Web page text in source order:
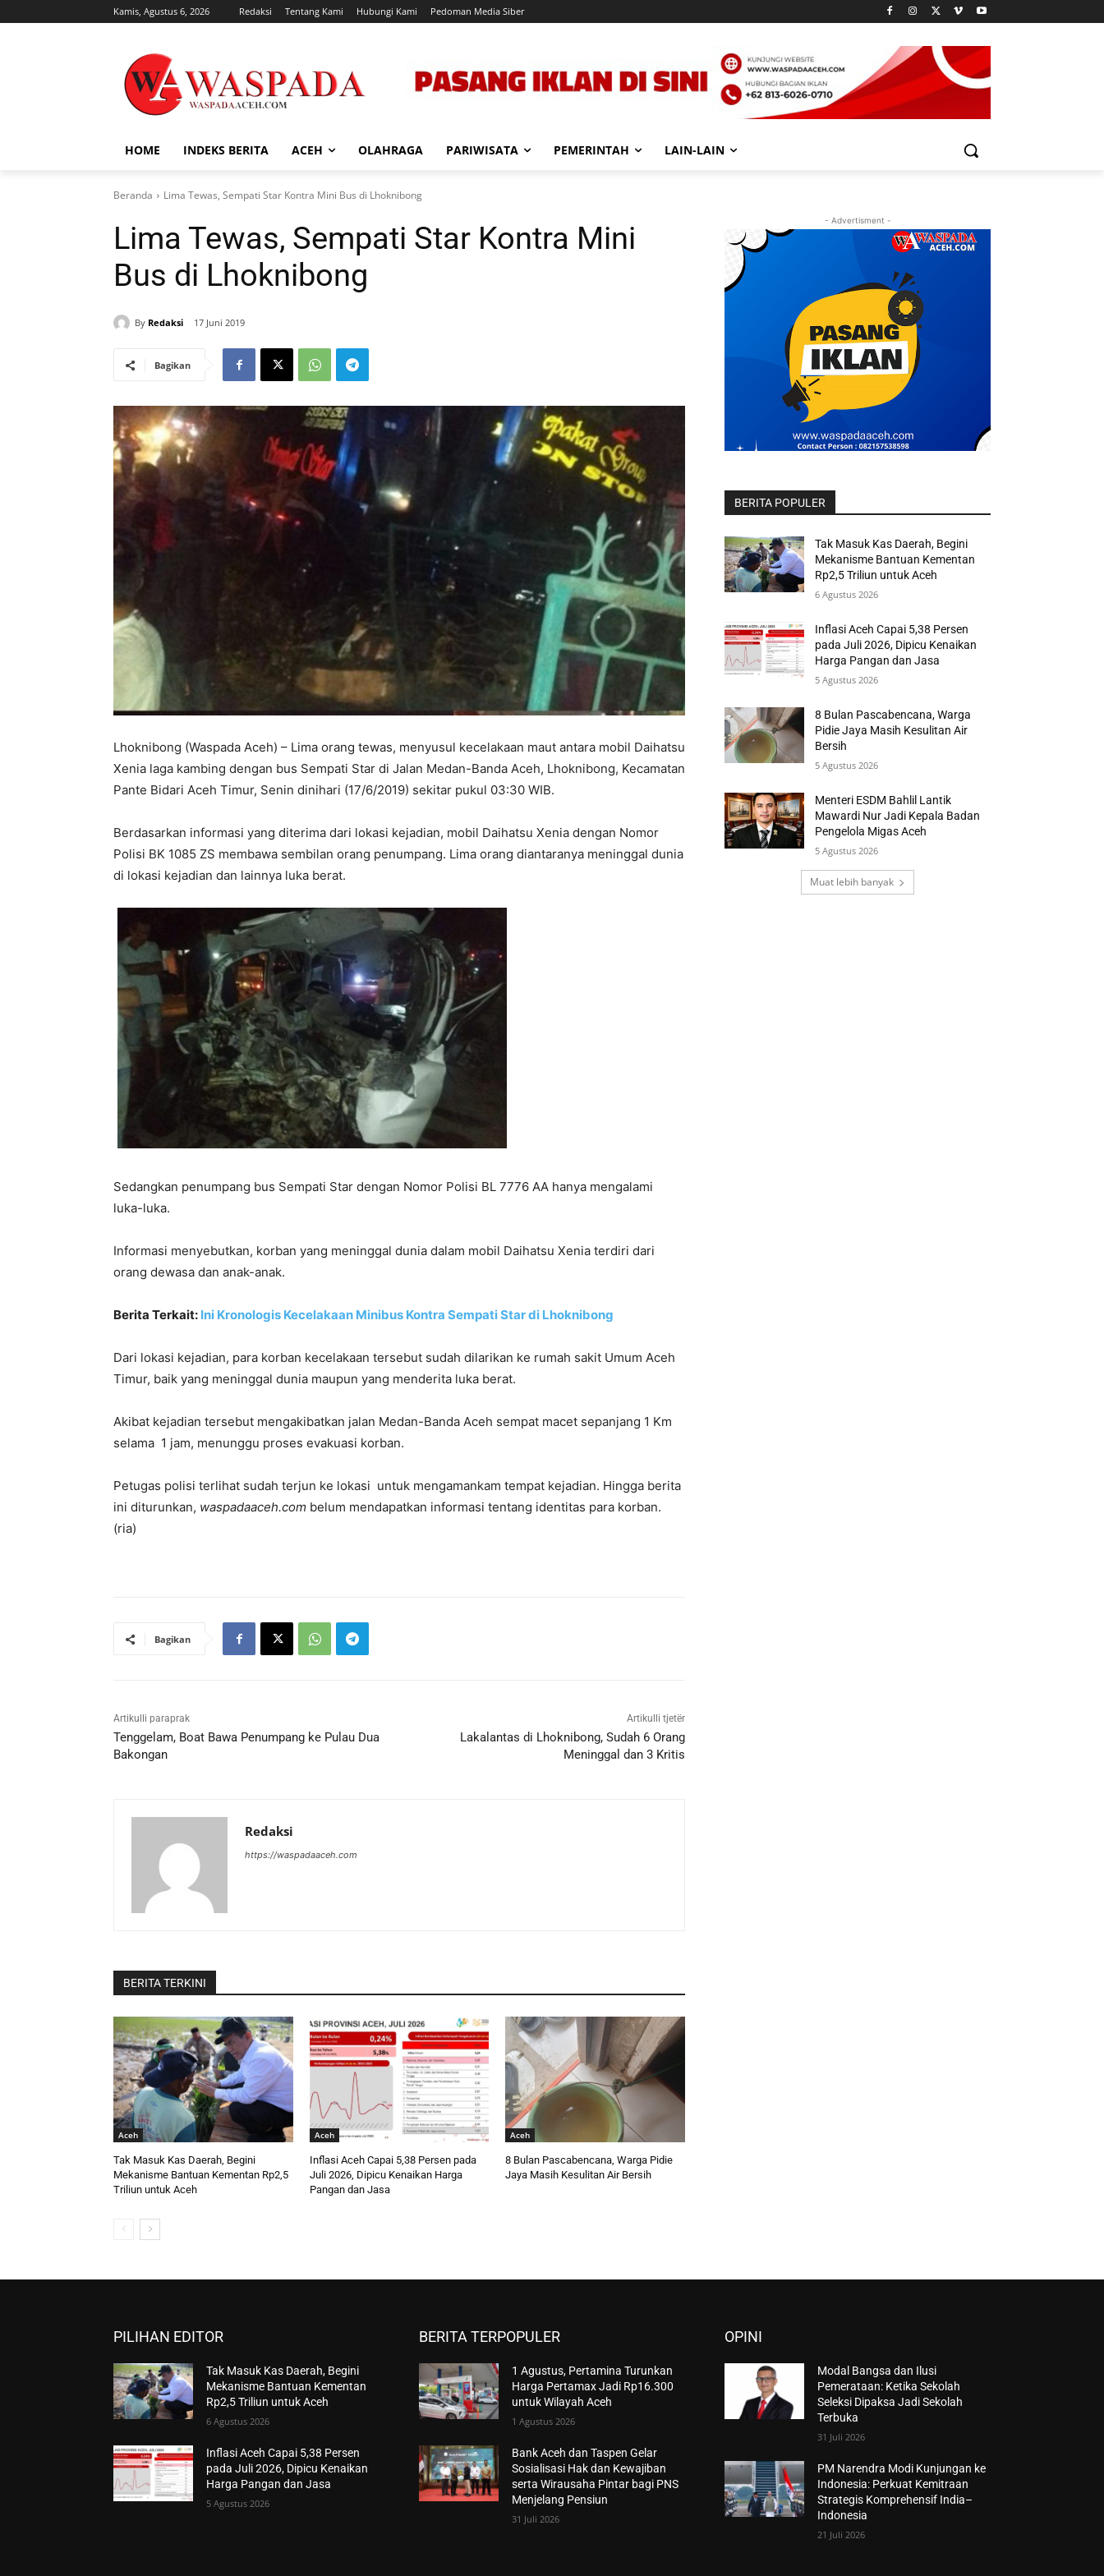
Kamis, Agustus 6, 2026 Redaksi Tentang Kami Hubungi Kami Pedoman Media Siber
HOME INDEKS BERITA ACEH OLAHRAGA PARIWISATA PEMERINTAH LAIN-LAIN
Beranda Lima Tewas, Sempati Star Kontra Mini Bus di Lhoknibong
Lima Tewas, Sempati Star Kontra Mini
Bus di Lhoknibong
By Redaksi 17 Juni 2019
Bagikan
Lhoknibong (Waspada Aceh) – Lima orang tewas, menyusul kecelakaan maut antara mobil Daihatsu
Xenia laga kambing dengan bus Sempati Star di Jalan Medan-Banda Aceh, Lhoknibong, Kecamatan
Pante Bidari Aceh Timur, Senin dinihari (17/6/2019) sekitar pukul 03:30 WIB.
Berdasarkan informasi yang diterima dari lokasi kejadian, mobil Daihatsu Xenia dengan Nomor
Polisi BK 1085 ZS membawa sembilan orang penumpang. Lima orang diantaranya meninggal dunia
di lokasi kejadian dan lainnya luka berat.
Sedangkan penumpang bus Sempati Star dengan Nomor Polisi BL 7776 AA hanya mengalami
luka-luka.
Informasi menyebutkan, korban yang meninggal dunia dalam mobil Daihatsu Xenia terdiri dari
orang dewasa dan anak-anak.
Berita Terkait: Ini Kronologis Kecelakaan Minibus Kontra Sempati Star di Lhoknibong
Dari lokasi kejadian, para korban kecelakaan tersebut sudah dilarikan ke rumah sakit Umum Aceh
Timur, baik yang meninggal dunia maupun yang menderita luka berat.
Akibat kejadian tersebut mengakibatkan jalan Medan-Banda Aceh sempat macet sepanjang 1 Km
selama 1 jam, menunggu proses evakuasi korban.
Petugas polisi terlihat sudah terjun ke lokasi untuk mengamankam tempat kejadian. Hingga berita
ini diturunkan, waspadaaceh.com belum mendapatkan informasi tentang identitas para korban.
(ria)
Bagikan
Artikulli paraprak
Tenggelam, Boat Bawa Penumpang ke Pulau Dua
Bakongan
Artikulli tjetër
Lakalantas di Lhoknibong, Sudah 6 Orang
Meninggal dan 3 Kritis
Redaksi
https://waspadaaceh.com
BERITA TERKINI
Aceh
Tak Masuk Kas Daerah, Begini
Mekanisme Bantuan Kementan Rp2,5
Triliun untuk Aceh
Aceh
Inflasi Aceh Capai 5,38 Persen pada
Juli 2026, Dipicu Kenaikan Harga
Pangan dan Jasa
Aceh
8 Bulan Pascabencana, Warga Pidie
Jaya Masih Kesulitan Air Bersih
- Advertisment -
BERITA POPULER
Tak Masuk Kas Daerah, Begini
Mekanisme Bantuan Kementan
Rp2,5 Triliun untuk Aceh
6 Agustus 2026
Inflasi Aceh Capai 5,38 Persen
pada Juli 2026, Dipicu Kenaikan
Harga Pangan dan Jasa
5 Agustus 2026
8 Bulan Pascabencana, Warga
Pidie Jaya Masih Kesulitan Air
Bersih
5 Agustus 2026
Menteri ESDM Bahlil Lantik
Mawardi Nur Jadi Kepala Badan
Pengelola Migas Aceh
5 Agustus 2026
Muat lebih banyak
PILIHAN EDITOR
Tak Masuk Kas Daerah, Begini
Mekanisme Bantuan Kementan
Rp2,5 Triliun untuk Aceh
6 Agustus 2026
Inflasi Aceh Capai 5,38 Persen
pada Juli 2026, Dipicu Kenaikan
Harga Pangan dan Jasa
5 Agustus 2026
BERITA TERPOPULER
1 Agustus, Pertamina Turunkan
Harga Pertamax Jadi Rp16.300
untuk Wilayah Aceh
1 Agustus 2026
Bank Aceh dan Taspen Gelar
Sosialisasi Hak dan Kewajiban
serta Wirausaha Pintar bagi PNS
Menjelang Pensiun
31 Juli 2026
OPINI
Modal Bangsa dan Ilusi
Pemerataan: Ketika Sekolah
Seleksi Dipaksa Jadi Sekolah
Terbuka
31 Juli 2026
PM Narendra Modi Kunjungan ke
Indonesia: Perkuat Kemitraan
Strategis Komprehensif India–
Indonesia
21 Juli 2026